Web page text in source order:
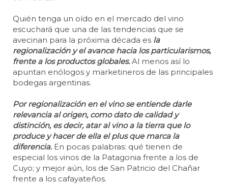
Quién tenga un oído en el mercado del vino
escuchará que una de las tendencias que se
avecinan para la próxima década es la
regionalización y el avance hacia los particularismos,
frente a los productos globales.Al menos así lo
apuntan enólogos y marketineros de las principales
bodegas argentinas.
Por regionalización en el vino se entiende darle
relevancia al origen, como dato de calidad y
distinción, es decir, atar al vino a la tierra que lo
produce y hacer de ella el plus que marca la
diferencia.En pocas palabras: qué tienen de
especial los vinos de la Patagonia frente a los de
Cuyo; y mejor aún, los de San Patricio del Chañar
frente a los cafayateños.